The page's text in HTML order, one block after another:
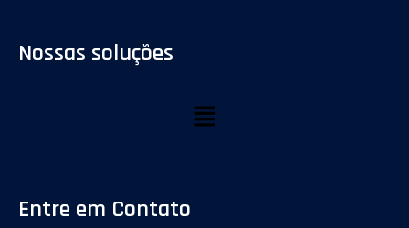
Nossas soluções
Entre em Contato